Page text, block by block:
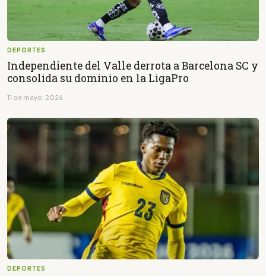
DEPORTES
Independiente del Valle derrota a Barcelona SC y
consolida su dominio en la LigaPro
11 de mayo, 2026
DEPORTES